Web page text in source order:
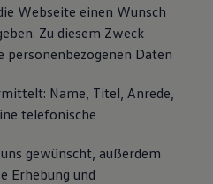
Webseite einen Wunsch
Zu diesem Zweck
personenbezogenen Daten
Name, Titel, Anrede,
telefonische
gewünscht, außerdem
Erhebung und